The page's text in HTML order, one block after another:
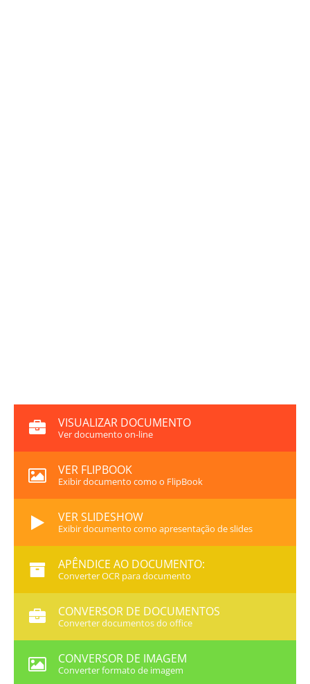
VISUALIZAR DOCUMENTO
Ver documento on-line
VER FLIPBOOK
Exibir documento como o FlipBook
VER SLIDESHOW
Exibir documento como apresentação de slides
APÊNDICE AO DOCUMENTO:
Converter OCR para documento
CONVERSOR DE DOCUMENTOS
Converter documentos do office
CONVERSOR DE IMAGEM
Converter formato de imagem